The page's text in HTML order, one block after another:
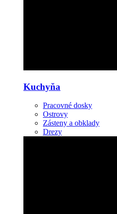
Kuchyňa
Pracovné dosky
Ostrovy
Zásteny a obklady
Drezy